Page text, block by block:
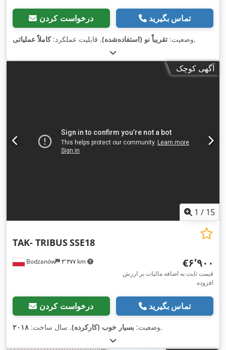
درخواست کردن تماس بگیرید
وضعیت: تقریباً نو (استفاده‌شده), قابلیت عملکرد:کاملاً عملیاتی ,
آگهی کوچک
1 / 15
Bodzanów ۳٬۳۷۷ km
TAK- TRIBUSSSE18
‎€۶٬۹۰۰
قیمت ثابت به اضافه مالیات بر ارزش
افزوده
درخواست کردن تماس بگیرید
وضعیت: بسیار خوب (کارکرده), سال ساخت: ۲۰۱۸ ,